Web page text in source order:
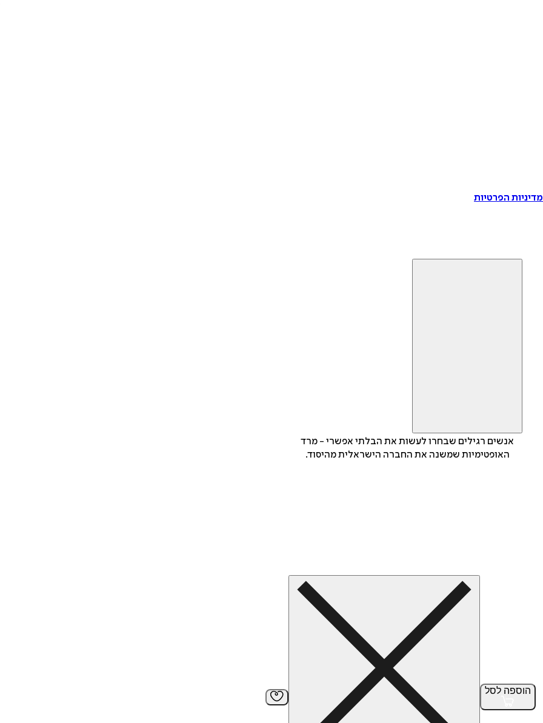
הפרטיות
אנשים רגילים שבחרו לעשות את הבלתי אפשרי - מרד
האופטימיות שמשנה את החברה הישראלית מהיסוד.
הוספה לסל